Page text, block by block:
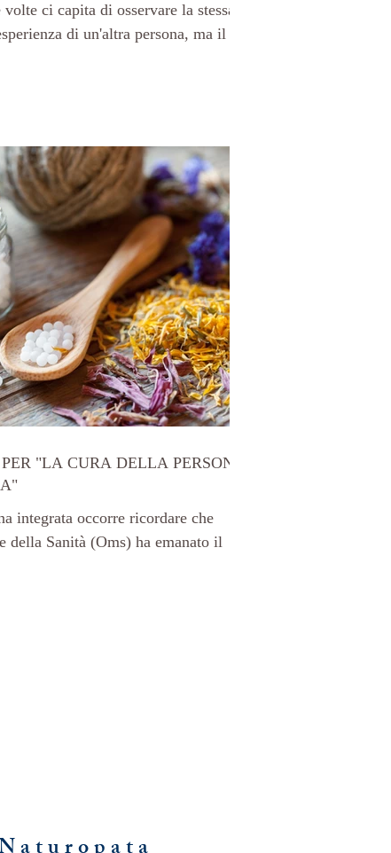
ci capita di osservare la stessa
di un'altra persona, ma il
"LA CURA DELLA PERSONA
integrata occorre ricordare che
della Sanità (Oms) ha emanato il